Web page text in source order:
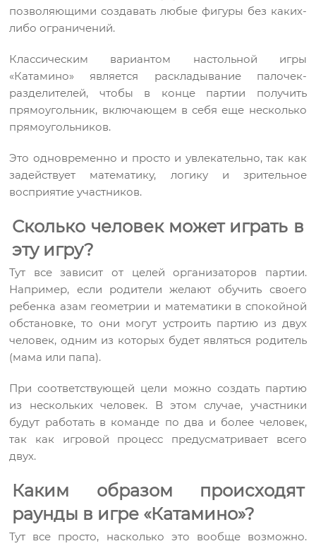
позволяющими создавать любые фигуры без каких-
либо ограничений.
Классическим вариантом настольной игры
«Катамино» является раскладывание палочек-
разделителей, чтобы в конце партии получить
прямоугольник, включающем в себя еще несколько
прямоугольников.
Это одновременно и просто и увлекательно, так как
задействует математику, логику и зрительное
восприятие участников.
Сколько человек может играть в
эту игру?
Тут все зависит от целей организаторов партии.
Например, если родители желают обучить своего
ребенка азам геометрии и математики в спокойной
обстановке, то они могут устроить партию из двух
человек, одним из которых будет являться родитель
(мама или папа).
При соответствующей цели можно создать партию
из нескольких человек. В этом случае, участники
будут работать в команде по два и более человек,
так как игровой процесс предусматривает всего
двух.
Каким образом происходят
раунды в игре «Катамино»?
Тут все просто, насколько это вообще возможно.